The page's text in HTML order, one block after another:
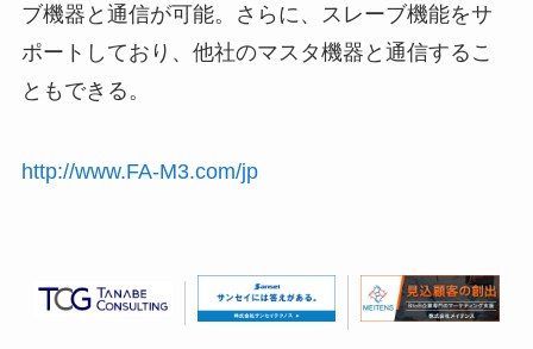
ブ機器と通信が可能。さらに、スレーブ機能をサ
ポートしており、他社のマスタ機器と通信するこ
ともできる。
http://www.FA-M3.com/jp